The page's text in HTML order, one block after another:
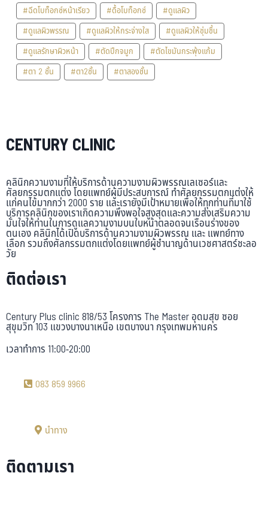
#ฉีดโบท็อกซ์หน้าเรียว
#ดื้อโบท็อกซ์
#ดูแลผิว
#ดูแลผิวพรรณ
#ดูแลผิวให้กระจ่างใส
#ดูแลผิวให้ชุ่มชื้น
#ดูแลรักษาผิวหน้า
#ตัดปีกจมูก
#ตัดไขมันกระพุ้งแก้ม
#ตา 2 ชั้น
#ตา2ชั้น #ตาสองชั้น
CENTURY CLINIC
คลินิกความงามที่ให้บริการด้านความงามผิวพรรณเลเซอร์และ
ศัลยกรรมตกแต่ง โดยแพทย์ผู้มีประสบการณ์ ทำศัลยกรรมตกแต่งให้
แก่คนไข้มากกว่า 2000 ราย และเรายังมีเป้าหมายเพื่อให้ทุกท่านที่มาใช้
บริการคลินิกของเราเกิดความพึงพอใจสูงสุดและความส่งเสริมความ
มั่นใจให้ท่านในการดูแลความงามบนใบหน้าตลอดจนเรือนร่างของ
ตนเอง คลินิกได้เปิดบริการด้านความงามผิวพรรณ และ แพทย์ทาง
เลือก รวมถึงศัลกรรมตกแต่งโดยแพทย์ผู้ชำนาญด้านเวชศาสตร์ชะลอ
วัย
ติดต่อเรา
Century Plus clinic 818/53 โครงการ The Master อุดมสุข ซอย
สุขุมวิท 103 แขวงบางนาเหนือ เขตบางนา กรุงเทพมหานคร
เวลาทำการ 11:00-20:00
083 859 9966
นำทาง
ติดตามเรา